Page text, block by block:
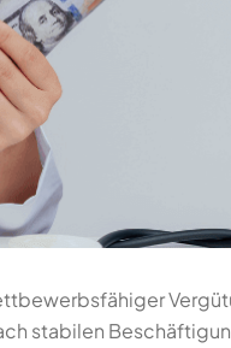
stabilen